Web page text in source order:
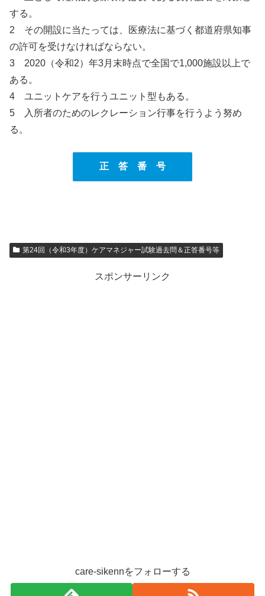
する。
2 その開設に当たっては、医療法に基づく都道府県知事
の許可を受けなければならない。
3 2020（令和2）年3月末時点で全国で1,000施設以上で
ある。
4 ユニットケアを行うユニット型もある。
5 入所者のためのレクレーション行事を行うよう努め
る。
正 答 番 号
第24回（令和3年度）ケアマネジャー試験過去問＆正答番号等
スポンサーリンク
care-sikennをフォローする